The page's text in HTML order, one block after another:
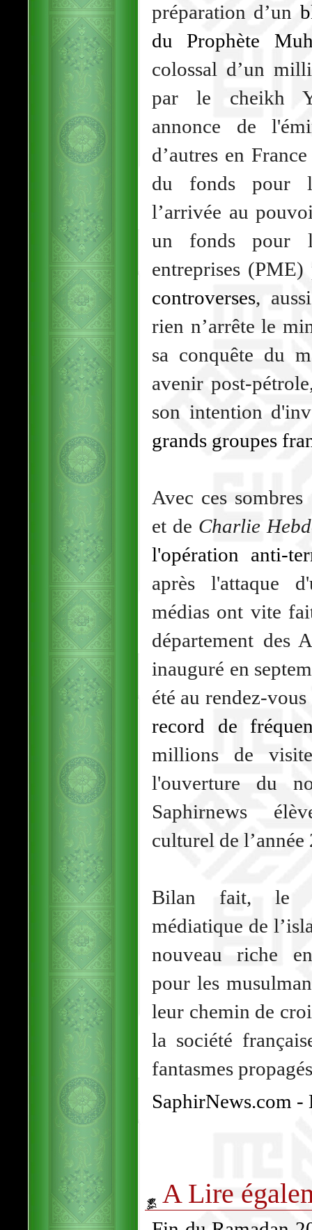
préparation d’un
du Prophète
colossal d’un
par le cheikh
annonce de
d’autres en
du fonds pour
l’arrivée au
un fonds pour
entreprises
controverses,
rien n’arrête le
sa conquête du
avenir post-
son intention
grands groupes
Avec ces
et de Charlie
l'opération anti-
après l'attaque
médias ont vite
département des
inauguré en
été au rendez-
record de
millions de
l'ouverture du
Saphirnews
culturel de l’année
Bilan fait, le
médiatique de
nouveau riche
pour les
leur chemin de
la société
fantasmes
SaphirNews.com -
A Lire